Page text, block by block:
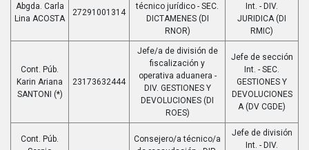
Abgda. Carla
Lina ACOSTA
27291001314
técnico jurídico - SEC.
DICTAMENES (DI
RNOR)
Int. - DIV.
JURIDICA (DI
RMIC)
Cont. Púb.
Karin Ariana
SANTONI (*)
23173632444
Jefe/a de división de
fiscalización y
operativa aduanera -
DIV. GESTIONES Y
DEVOLUCIONES (DI
ROES)
Jefe de sección
Int. - SEC.
GESTIONES Y
DEVOLUCIONES
A (DV CGDE)
Cont. Púb.
Consejero/a técnico/a
Jefe de división
Int. - DIV.